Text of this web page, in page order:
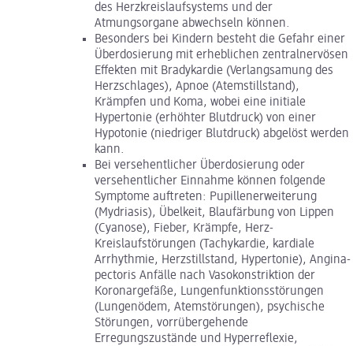
des Herzkreislaufsystems und der
Atmungsorgane abwechseln können.
Besonders bei Kindern besteht die Gefahr einer
Überdosierung mit erheblichen zentralnervösen
Effekten mit Bradykardie (Verlangsamung des
Herzschlages), Apnoe (Atemstillstand),
Krämpfen und Koma, wobei eine initiale
Hypertonie (erhöhter Blutdruck) von einer
Hypotonie (niedriger Blutdruck) abgelöst werden
kann.
Bei versehentlicher Überdosierung oder
versehentlicher Einnahme können folgende
Symptome auftreten: Pupillenerweiterung
(Mydriasis), Übelkeit, Blaufärbung von Lippen
(Cyanose), Fieber, Krämpfe, Herz-
Kreislaufstörungen (Tachykardie, kardiale
Arrhythmie, Herzstillstand, Hypertonie), Angina-
pectoris Anfälle nach Vasokonstriktion der
Koronargefäße, Lungenfunktionsstörungen
(Lungenödem, Atemstörungen), psychische
Störungen, vorrübergehende
Erregungszustände und Hyperreflexie,